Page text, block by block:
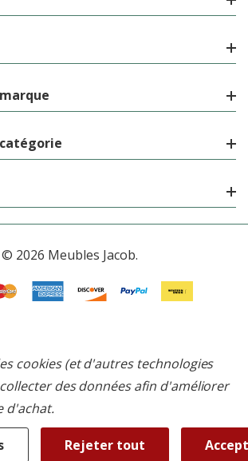
© 2026 Meubles Jacob.
cookies (et d'autres technologies
des données afin d'améliorer
d'achat.
Rejeter tout